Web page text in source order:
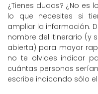
¿Tienes dudas? ¿No es
lo que necesites si
ampliar la información.
nombre del itinerario (y
abierta) para mayor
no te olvides indicar
cuántas personas
escribe indicando sólo